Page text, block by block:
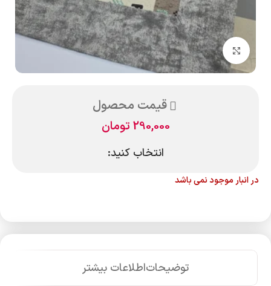
بزرگنمایی تصویر
قیمت محصول
290,000تومان
انتخاب کنید:
در انبار موجود نمی باشد
توضیحاتاطلاعات بیشتر